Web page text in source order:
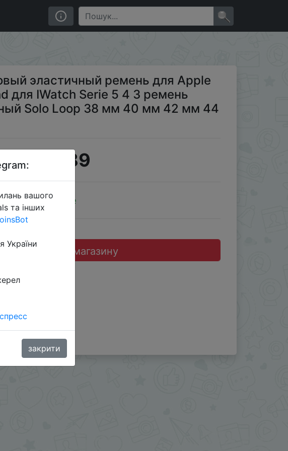
Serie 5 4 3 ремень браслет плетеный Solo Loop 38 мм 40 мм 42 мм
эластичный ремень для Apple
для IWatch Serie 5 4 3 ремень
Solo Loop 38 мм 40 мм 42 мм 44
$7.89
Sale
Перейти до магазину
вашого
та інших
України
закрити